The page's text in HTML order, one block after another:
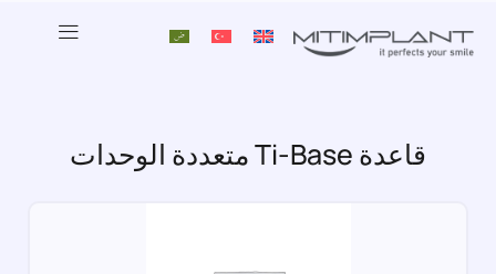
قاعدة Ti-Base متعددة الوحدات